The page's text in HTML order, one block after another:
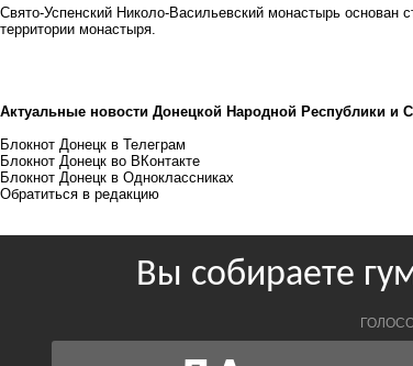
Свято-Успенский Николо-Васильевский монастырь основан
территории монастыря.
Актуальные новости Донецкой Народной Республики и
Блокнот Донецк в Телеграм
Блокнот Донецк во ВКонтакте
Блокнот Донецк в Одноклассниках
Обратиться в редакцию